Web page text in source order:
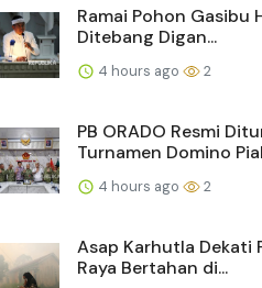
Ramai Pohon Gasibu
Ditebang Digan...
4 hours ago 2
PB ORADO Resmi
Turnamen Domino
4 hours ago 2
Asap Karhutla Dekati
Raya Bertahan di...